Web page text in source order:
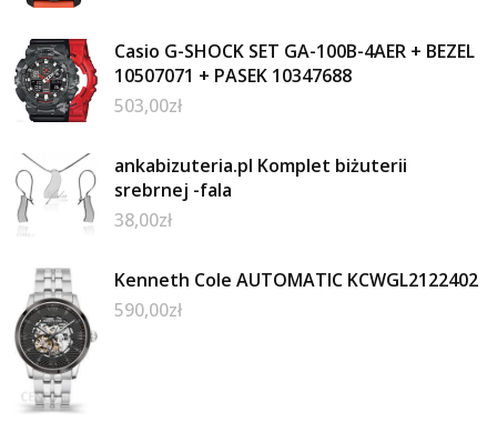
Casio G-SHOCK SET GA-100B-4AER + BEZEL
10507071 + PASEK 10347688
503,00zł
ankabizuteria.pl Komplet biżuterii
srebrnej -fala
38,00zł
Kenneth Cole AUTOMATIC KCWGL2122402
590,00zł